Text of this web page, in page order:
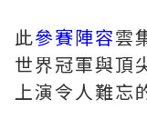
此參賽陣容雲
世界冠軍與頂
上演令人難忘